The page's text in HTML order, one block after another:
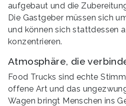
aufgebaut und die
Die Gastgeber müssen sich
und können sich stattdessen
konzentrieren.
Atmosphäre, die
Food Trucks sind echte
offene Art und das
Wagen bringt Menschen ins